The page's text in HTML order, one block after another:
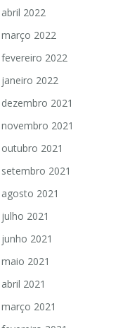
abril 2022
março 2022
fevereiro 2022
janeiro 2022
dezembro 2021
novembro 2021
outubro 2021
setembro 2021
agosto 2021
julho 2021
junho 2021
maio 2021
abril 2021
março 2021